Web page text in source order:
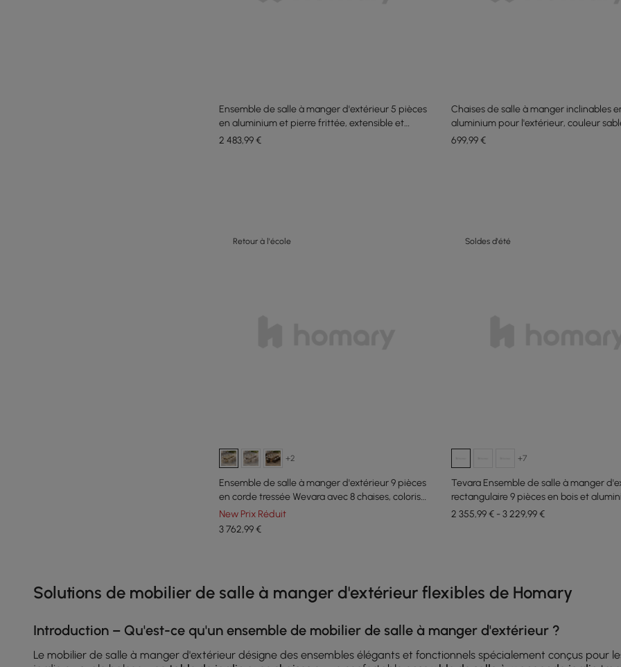
Ensemble de salle à manger d'extérieur 5 pièces
en aluminium et pierre frittée, extensible et
inclinable, couleur sable
2 483,99€
Chaises de salle à manger inclinables
aluminium pour l'extérieur, couleur
699,99€
Retour à l'école
+2
Ensemble de salle à manger d'extérieur 9 pièces
en corde tressée Wevara avec 8 chaises, coloris
naturel
New Prix Réduit
3 762,99€
Soldes d'été
+7
Tevara Ensemble de salle à manger
rectangulaire 9 pièces en bois et
personnes
2 355,99 € - 3 229,99 €
Solutions de mobilier de salle à manger d'extérieur flexibles de Homary
Introduction – Qu'est-ce qu'un ensemble de mobilier de salle à manger d'extérieur ?
Le mobilier de salle à manger d'extérieur désigne des ensembles élégants et fonctionnels spécialement conçus pour